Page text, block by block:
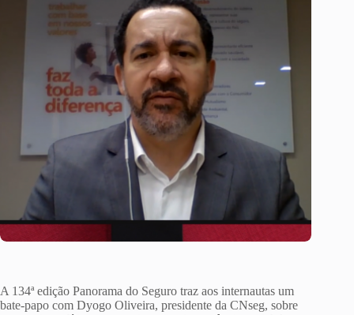
A 134ª edição Panorama do Seguro traz aos internautas um
bate-papo com Dyogo Oliveira, presidente da CNseg, sobre